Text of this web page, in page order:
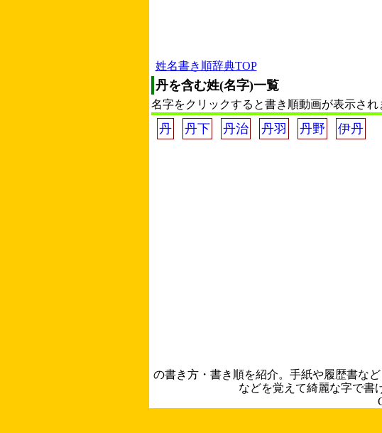
姓名書き順辞典TOP
丹を含む姓(名字)一覧
名字をクリックすると書き順動画が表示され
丹 丹下 丹治 丹羽 丹野 伊丹
の書き方・書き順を紹介。手紙や履歴書な
などを覚えて綺麗な字で書